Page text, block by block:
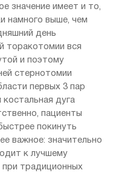
значение имеет и то,
намного выше, чем
день
торакотомии вся
и поэтому
стернотомии
первых 3 пар
дуга
пациенты
покинуть
важное: значительно
к лучшему
при традиционных